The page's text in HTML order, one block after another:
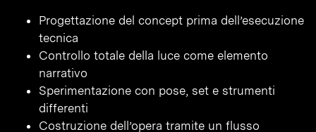
Progettazione del concept prima dell’esecuzione
tecnica
Controllo totale della luce come elemento
narrativo
Sperimentazione con pose, set e strumenti
differenti
Costruzione dell’opera tramite un flusso